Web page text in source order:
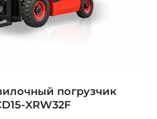
погрузчик
XRW32F